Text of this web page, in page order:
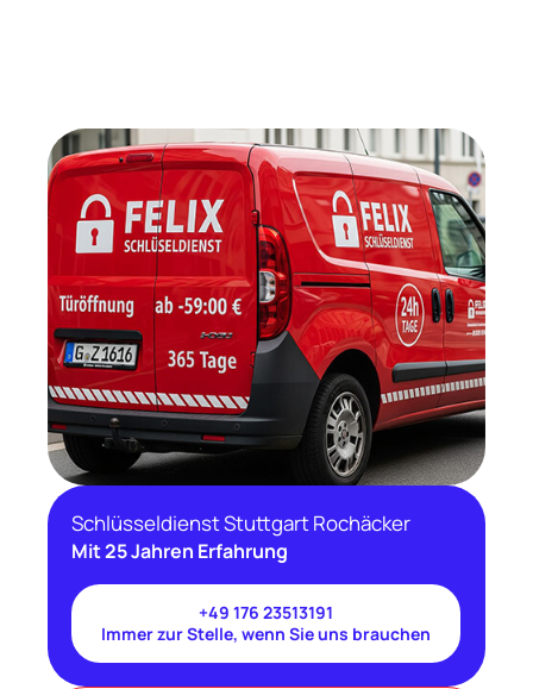
Schlüsseldienst Stuttgart Rochäcker
Mit 25 Jahren Erfahrung
+49 176 23513191
Immer zur Stelle, wenn Sie uns brauchen